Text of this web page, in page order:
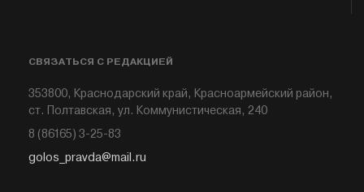
СВЯЗАТЬСЯ С РЕДАКЦИЕЙ
353800, Краснодарский край, Красноармейский район,
ст. Полтавская, ул. Коммунистическая, 240
8 (86165) 3-25-83
golos_pravda@mail.ru